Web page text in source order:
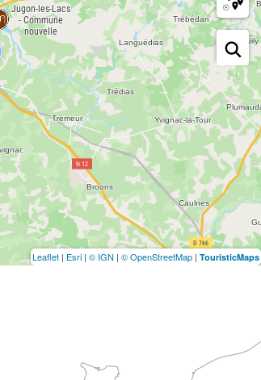
Leaflet | Esri | © IGN | © OpenStreetMap | TouristicMaps